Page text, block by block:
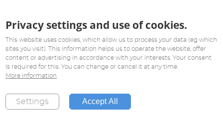
Privacy settings and use of cookies.
This website uses cookies, which allow us to process your data (eg which
sites you visit). This information helps us to operate the website, offer
content or advertising in accordance with your interests. Your consent
is required for this. You can change or cancel it at any time.
More information
Settings Accept All